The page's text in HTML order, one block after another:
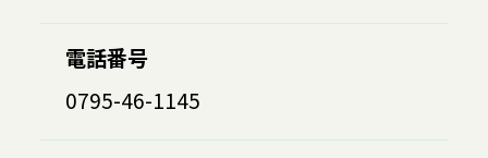
電話番号
0795-46-1145